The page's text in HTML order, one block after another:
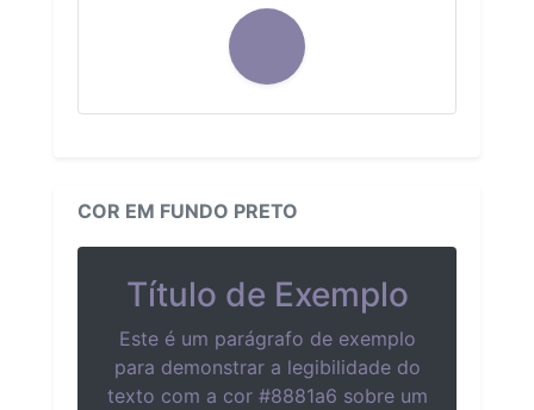
COR EM FUNDO PRETO
Título de Exemplo
Este é um parágrafo de exemplo
para demonstrar a legibilidade do
texto com a cor #8881a6 sobre um